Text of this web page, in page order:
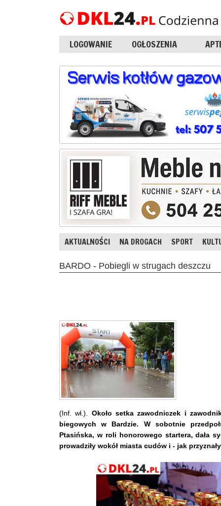
LOGOWANIE OGŁOSZENIA
AKTUALNOŚCI NA DROGACH SPORT
BARDO - Pobiegli w strugach deszczu
(Inf. wł.). Około setka zawodniczek i
biegowych w Bardzie. W sobotnie
Ptasińska, w roli honorowego startera, dała
prowadziły wokół miasta cudów i - jak